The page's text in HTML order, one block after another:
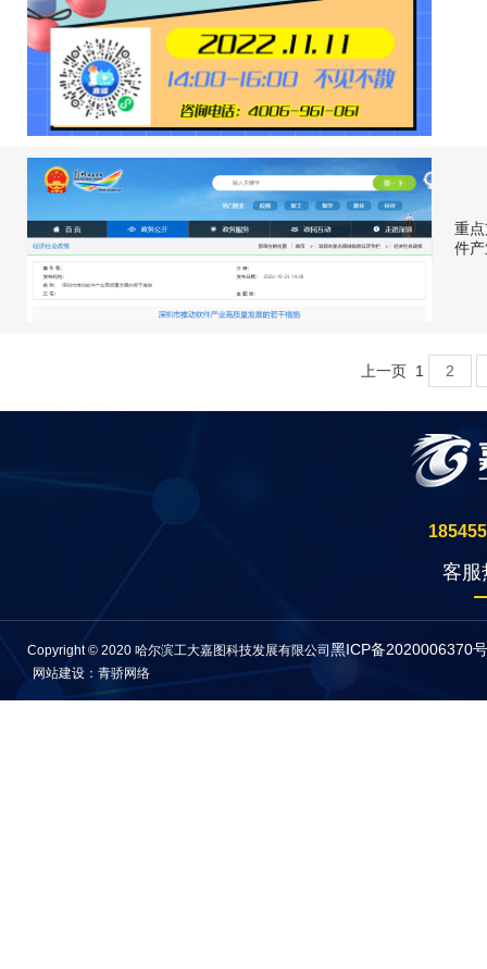
重
件
上一页 1 2
客服
Copyright © 2020 哈尔滨工大嘉图科技发展有限公司黑ICP备2020006370
网站建设：青骄网络